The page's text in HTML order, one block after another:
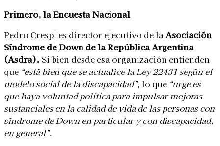
Primero, la Encuesta Nacional
Pedro Crespi es director ejecutivo de la Asociación
Síndrome de Down de la República Argentina
(Asdra). Si bien desde esa organización entienden
que “está bien que se actualice la Ley 22431 según el
modelo social de la discapacidad”, lo que “urge es
que haya voluntad política para impulsar mejoras
sustanciales en la calidad de vida de las personas con
síndrome de Down en particular y con discapacidad,
en general”.